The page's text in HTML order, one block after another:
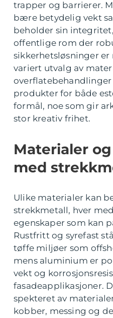
trapper og barrierer.
bære betydelig vekt
beholder sin
offentlige rom der
sikkerhetsløsninger
variert utvalg av
overflatebehandlinger
produkter for både
formål, noe som gir
stor kreativ frihet.
Materialer
med
Ulike materialer kan
strekkmetall, hver
egenskaper som kan
Rustfritt og syrefast
tøffe miljøer som
mens aluminium er
vekt og
fasadeapplikasjoner.
spekteret av
kobber, messing og